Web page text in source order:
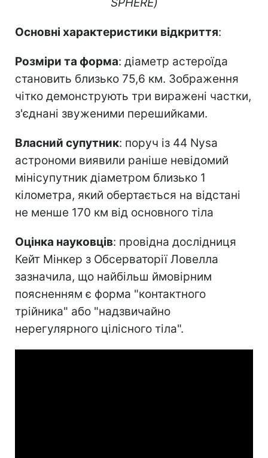
Основні характеристики відкриття:
Розміри та форма: діаметр астероїда
становить близько 75,6 км. Зображення
чітко демонструють три виражені частки,
з'єднані звуженими перешийками.
Власний супутник: поруч із 44 Nysa
астрономи виявили раніше невідомий
мінісупутник діаметром близько 1
кілометра, який обертається на відстані
не менше 170 км від основного тіла
Оцінка науковців: провідна дослідниця
Кейт Мінкер з Обсерваторії Ловелла
зазначила, що найбільш ймовірним
поясненням є форма "контактного
трійника" або "надзвичайно
нерегулярного цілісного тіла".